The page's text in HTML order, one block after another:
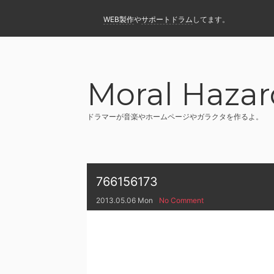
WEB製作やサポートドラム してます。
Moral
ドラマーが音楽やホームページやガラクタを作るよ。
766156173
2013.05.06 Mon No Comment